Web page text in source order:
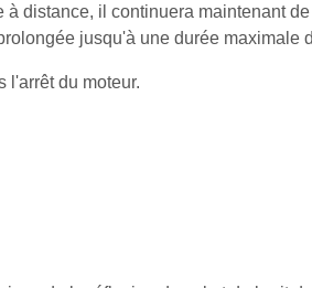
distance, il continuera maintenant
jusqu'à une durée maximale
l'arrêt du moteur.